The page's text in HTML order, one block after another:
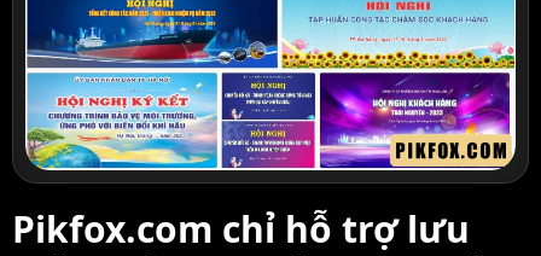
Pikfox.com chỉ hỗ trợ lưu